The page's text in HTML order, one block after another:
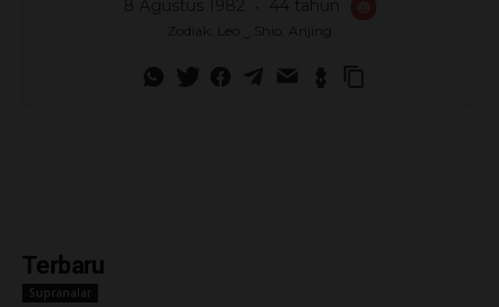
8 Agustus 1982 44 tahun
Zodiak: Leo ‿ Shio: Anjing
Terbaru
Supranalar